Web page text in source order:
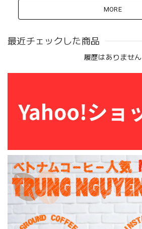
MORE
最近チェックした商品
履歴はありません